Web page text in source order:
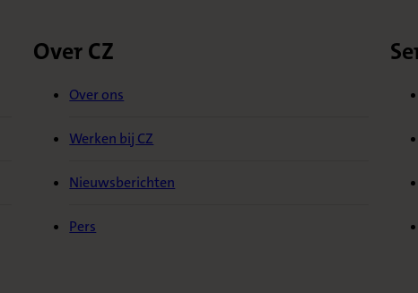
Over CZ
Over ons
Werken bij CZ
Nieuwsberichten
Pers